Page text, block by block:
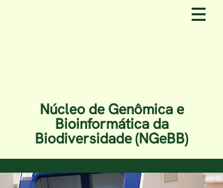
Núcleo de Genômica e
Bioinformática da
Biodiversidade (NGeBB)